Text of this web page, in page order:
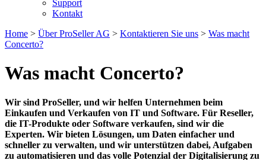
Support
Kontakt
Home > Über ProSeller AG > Kontaktieren Sie uns > Was macht
Concerto?
Was macht Concerto?
Wir sind ProSeller, und wir helfen Unternehmen beim
Einkaufen und Verkaufen von IT und Software. Für Reseller,
die IT-Produkte oder Software verkaufen, sind wir die
Experten. Wir bieten Lösungen, um Daten einfacher und
schneller zu verwalten, und wir unterstützen dabei, Aufgaben
zu automatisieren und das volle Potenzial der Digitalisierung zu